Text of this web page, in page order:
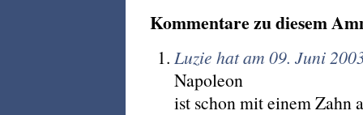
Kommentare zu diesem
Luzie hat am 09. Juni
Napoleon
ist schon mit einem Zahn